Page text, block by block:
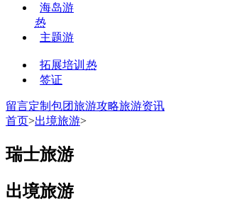
海岛游
热
主题游
拓展培训 热
签证
留言定制包团旅游攻略旅游资讯
首页>出境旅游>
瑞士旅游
出境旅游